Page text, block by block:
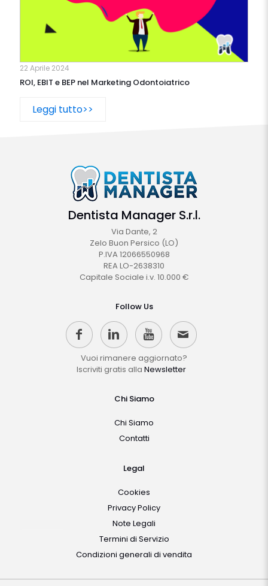
22 Aprile 2024
ROI, EBIT e BEP nel Marketing Odontoiatrico
Leggi tutto>>
Dentista Manager S.r.l.
Via Dante, 2
Zelo Buon Persico (LO)
P.IVA 12066550968
REA LO-2638310
Capitale Sociale i.v. 10.000 €
Follow Us
Vuoi rimanere aggiornato?
Iscriviti gratis alla Newsletter
Chi Siamo
Chi Siamo
Contatti
Legal
Cookies
Privacy Policy
Note Legali
Termini di Servizio
Condizioni generali di vendita